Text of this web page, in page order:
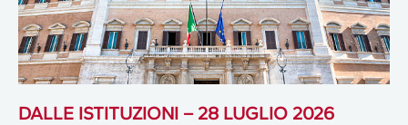
DALLE ISTITUZIONI – 28 LUGLIO 2026